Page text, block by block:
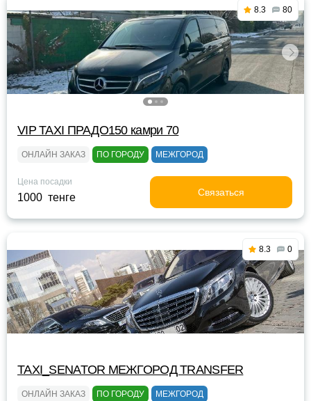
8.3 80
VIP TAXI ПРАДО150 камри 70
ОНЛАЙН ЗАКАЗ ПО ГОРОДУ МЕЖГОРОД
Цена посадки
1000 тенге Связаться
8.3 0
TAXI_SENATOR МЕЖГОРОД TRANSFER
ОНЛАЙН ЗАКАЗ ПО ГОРОДУ МЕЖГОРОД